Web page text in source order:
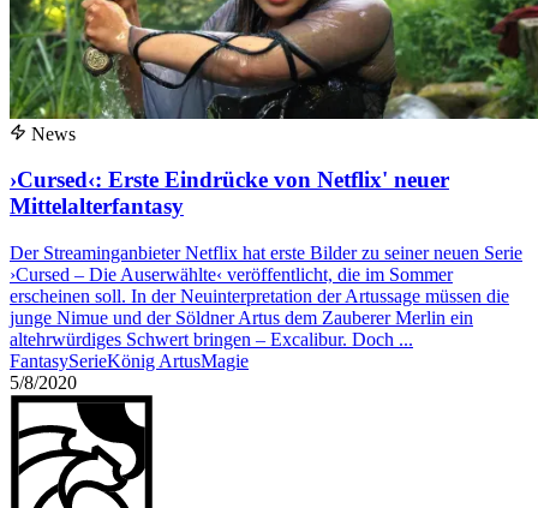
News
›Cursed‹: Erste Eindrücke von Netflix' neuer
Mittelalterfantasy
Der Streaminganbieter Netflix hat erste Bilder zu seiner neuen Serie
›Cursed – Die Auserwählte‹ veröffentlicht, die im Sommer
erscheinen soll. In der Neuinterpretation der Artussage müssen die
junge Nimue und der Söldner Artus dem Zauberer Merlin ein
altehrwürdiges Schwert bringen – Excalibur. Doch ...
FantasySerieKönig ArtusMagie
5/8/2020